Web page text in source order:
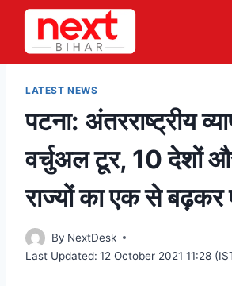
Skip
content
LATEST NEWS
पटना: अंतरराष्ट्रीय
वर्चुअल टूर, 10 देशों
राज्यों का एक से बढ़कर
By NextDesk
Last Updated: 12 October 2021 11:28